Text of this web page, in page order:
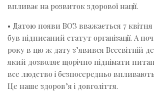
впливає на розвиток здорової нації.
• Датою появи ВОЗ вважається 7
був підписаний статут організації. А
року в цю ж дату з’явився Всесвітній
який дозволяє щорічно піднімати
все людство і безпосередньо
Це наше здоров’я і довголіття.